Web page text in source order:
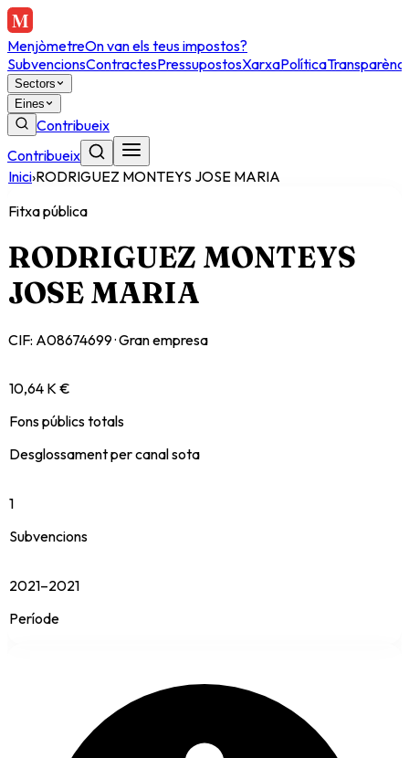
MenjòmetreOn van els teus impostos?
SubvencionsContractesPressupostosXarxaPolítica
Sectors
Eines
Contribueix
Contribueix
Inici›RODRIGUEZ MONTEYS JOSE MARIA
Fitxa pública
RODRIGUEZ MONTEYS
JOSE MARIA
CIF: A08674699·Gran empresa
10,64 K €
Fons públics totals
Desglossament per canal sota
1
Subvencions
2021–2021
Període